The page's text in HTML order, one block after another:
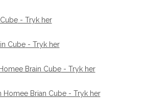
- Tryk her
Cube- Tryk her
Brain Cube- Tryk her
Brian Cube- Tryk her